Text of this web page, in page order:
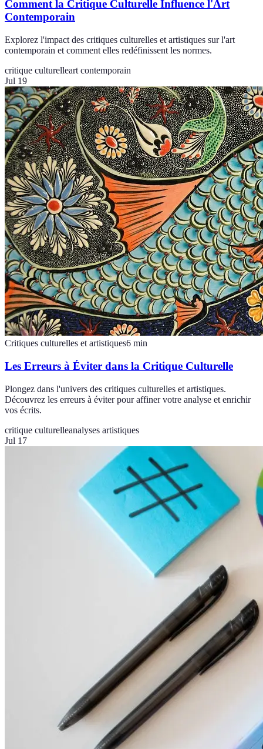
Comment la Critique Culturelle Influence l'Art
Contemporain
Explorez l'impact des critiques culturelles et artistiques sur l'art
contemporain et comment elles redéfinissent les normes.
critique culturelleart contemporain
Jul 19
Critiques culturelles et artistiques6 min
Les Erreurs à Éviter dans la Critique Culturelle
Plongez dans l'univers des critiques culturelles et artistiques.
Découvrez les erreurs à éviter pour affiner votre analyse et enrichir
vos écrits.
critique culturelleanalyses artistiques
Jul 17